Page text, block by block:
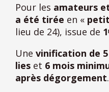
Pour les amateurs
a été tirée en «
lieu de 24), issue de
Une vinification de
lies et 6 mois
après dégorgement.